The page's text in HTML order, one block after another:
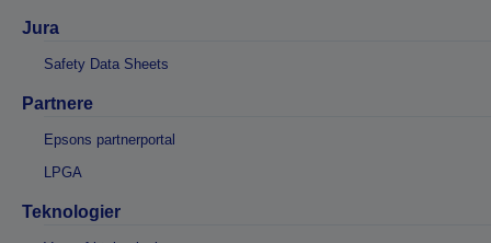
Jura
Safety Data Sheets
Partnere
Epsons partnerportal
LPGA
Teknologier